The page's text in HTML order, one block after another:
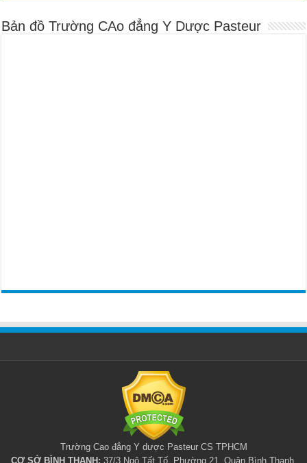
Bản đồ Trường CAo đẳng Y Dược Pasteur
Trường Cao đẳng Y dược Pasteur CS TPHCM
CƠ SỞ BÌNH THẠNH: 37/3 Ngô Tất Tố, Phường 21, Quận Bình Thạnh,